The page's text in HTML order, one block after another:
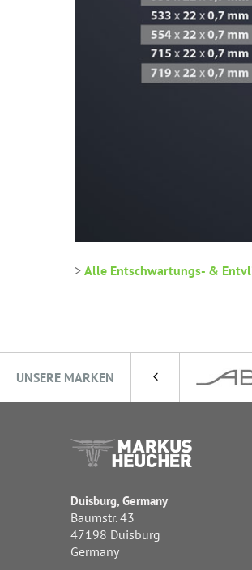
> Alle Entschwartungs- &
UNSERE MARKEN
Duisburg, Germany
Baumstr. 43
47198 Duisburg
Germany